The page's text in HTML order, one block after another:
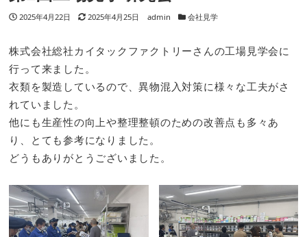
投稿日
2025年4月22日 更新日
2025年4月25日 著者
admin カテゴリー
会社見学
株式会社総社カイタックファクトリーさんの工場見学会に
行って来ました。
衣類を製造しているので、異物混入対策に様々な工夫がさ
れていました。
他にも生産性の向上や整理整頓のための改善点も多々あ
り、とても参考になりました。
どうもありがとうございました。